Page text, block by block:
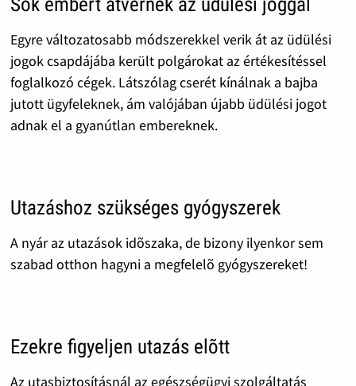
Egyre változatosabb módszerekkel verik át az üdülési
jogok csapdájába került polgárokat az értékesítéssel
foglalkozó cégek. Látszólag cserét kínálnak a bajba
jutott ügyfeleknek, ám valójában újabb üdülési jogot
adnak el a gyanútlan embereknek.
Utazáshoz szükséges gyógyszerek
A nyár az utazások idõszaka, de bizony ilyenkor sem
szabad otthon hagyni a megfelelõ gyógyszereket!
Ezekre figyeljen utazás elõtt
Az utasbiztosításnál az egészségügyi szolgáltatás